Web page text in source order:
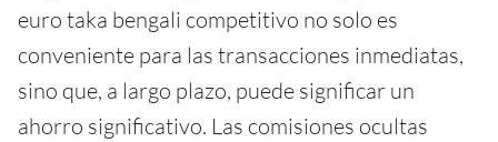
euro taka bengali competitivo no solo es
conveniente para las transacciones inmediatas,
sino que, a largo plazo, puede significar un
ahorro significativo. Las comisiones ocultas